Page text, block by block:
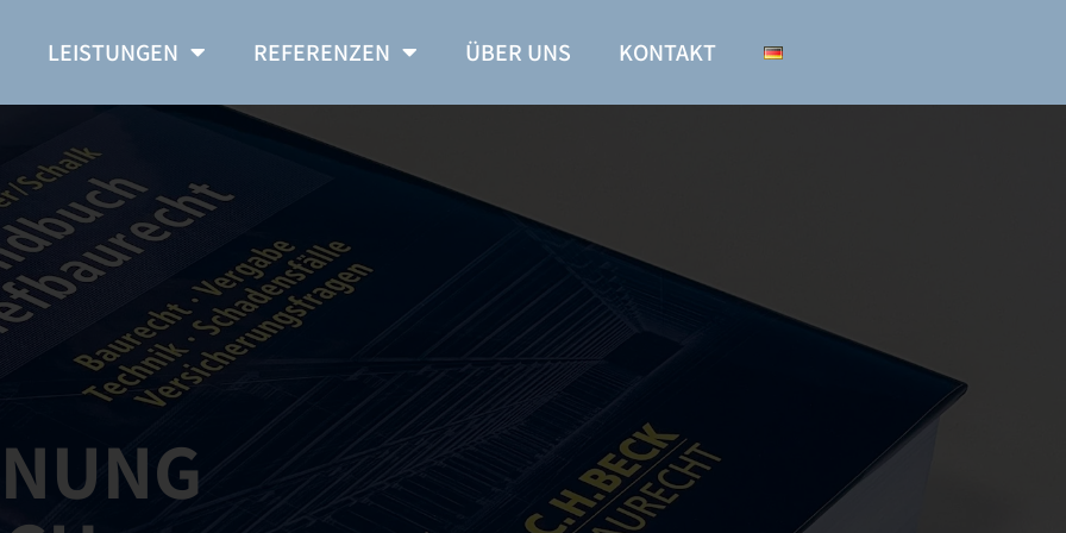
LEISTUNGEN REFERENZEN ÜBER UNS KONTAKT